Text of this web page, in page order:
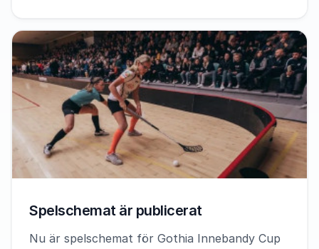
Spelschemat är publicerat
Nu är spelschemat för Gothia Innebandy Cup